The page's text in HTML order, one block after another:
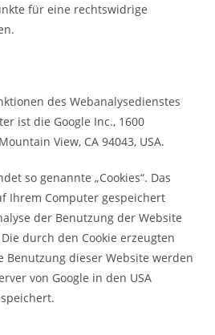
für eine rechtswidrige
des Webanalysedienstes
ist die Google Inc., 1600
View, CA 94043, USA.
so genannte „Cookies“. Das
Ihrem Computer gespeichert
der Benutzung der Website
durch den Cookie erzeugten
dieser Website werden
von Google in den USA